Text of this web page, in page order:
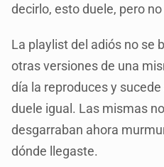
decirlo, esto duele, pero
La playlist del adiós no se
otras versiones de una
día la reproduces y
duele igual. Las mismas
desgarraban ahora
dónde llegaste.